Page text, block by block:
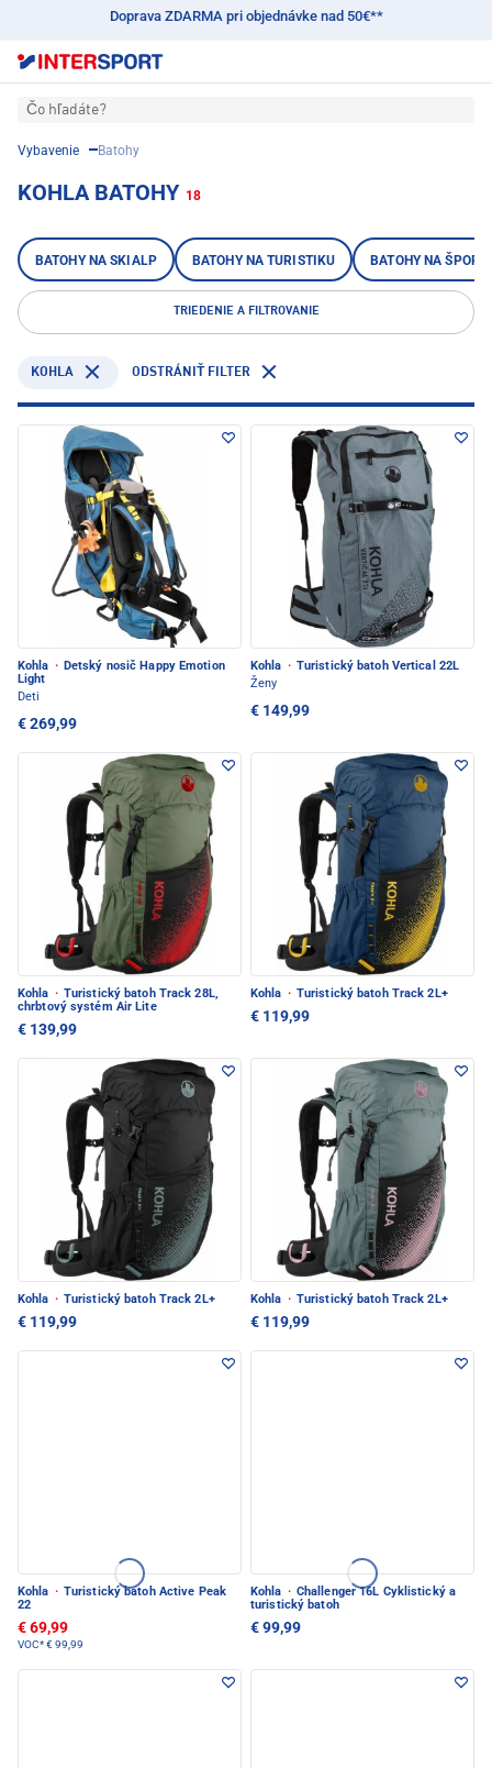
Doprava ZDARMA pri objednávke nad 50€**
Čo hľadáte?
Vybavenie Batohy
KOHLA BATOHY 18
BATOHY NA SKIALP BATOHY NA TURISTIKU BATOHY NA
TRIEDENIE A FILTROVANIE
KOHLA ODSTRÁNIŤ FILTER
Kohla · Detský nosič Happy Emotion
Light
Deti
€ 269,99
Kohla · Turistický batoh Vertical 22L
Ženy
€ 149,99
Kohla · Turistický batoh Track 28L,
chrbtový systém Air Lite
€ 139,99
Kohla · Turistický batoh Track 2L+
€ 119,99
Kohla · Turistický batoh Track 2L+
€ 119,99
Kohla · Turistický batoh Track 2L+
€ 119,99
Kohla · Turistický batoh Active Peak
22
€ 69,99
VOC*€ 99,99
Kohla · Challenger 16L Cyklistický a
turistický batoh
€ 99,99